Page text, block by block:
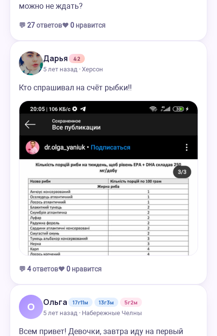
можно не ждать?
💬 27ответов❤️ 0 нравится
Дарья
42
5 лет назад · Херсон
Кто спрашивал на счёт рыбки!!
💬 4ответов❤️ 0 нравится
О Ольга 17г11м 13г3м
5г2м
5 лет назад · Набережные Челны
Всем привет! Девочки, завтра иду на первый